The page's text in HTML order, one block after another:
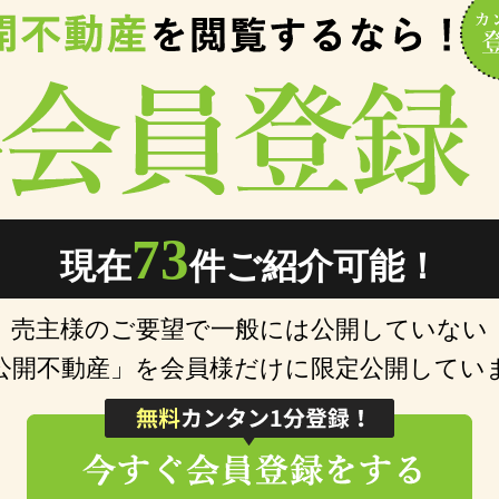
現在73件ご紹介可能！
売主様のご要望で一般には公開していない
開不動産」を会員様だけに限定公開してい